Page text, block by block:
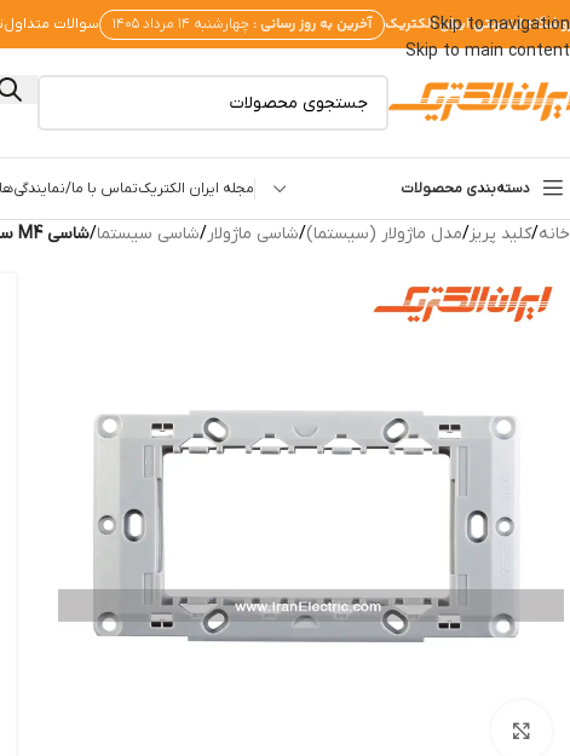
Skip to navigation
Skip to main content
اینترنتی ایران الکتریک آخرین به روز رسانی : چهارشنبه ۱۴ مرداد ۱۴۰۵ سوالات متداول
دسته‌بندی محصولات مجله ایران الکتریکتماس با ما/نمایندگی‌ها
خانه/کلید پریز/مدل ماژولار (سیستما)/شاسی ماژولار/شاسی سیستما/شاسی M4 سیستما